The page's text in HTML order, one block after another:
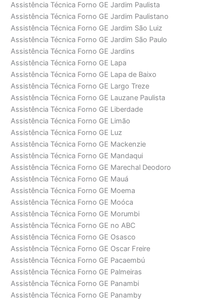
Assistência Técnica Forno GE Jardim Paulista
Assistência Técnica Forno GE Jardim Paulistano
Assistência Técnica Forno GE Jardim São Luiz
Assistência Técnica Forno GE Jardim São Paulo
Assistência Técnica Forno GE Jardins
Assistência Técnica Forno GE Lapa
Assistência Técnica Forno GE Lapa de Baixo
Assistência Técnica Forno GE Largo Treze
Assistência Técnica Forno GE Lauzane Paulista
Assistência Técnica Forno GE Liberdade
Assistência Técnica Forno GE Limão
Assistência Técnica Forno GE Luz
Assistência Técnica Forno GE Mackenzie
Assistência Técnica Forno GE Mandaqui
Assistência Técnica Forno GE Marechal Deodoro
Assistência Técnica Forno GE Mauá
Assistência Técnica Forno GE Moema
Assistência Técnica Forno GE Moóca
Assistência Técnica Forno GE Morumbi
Assistência Técnica Forno GE no ABC
Assistência Técnica Forno GE Osasco
Assistência Técnica Forno GE Oscar Freire
Assistência Técnica Forno GE Pacaembú
Assistência Técnica Forno GE Palmeiras
Assistência Técnica Forno GE Panambi
Assistência Técnica Forno GE Panamby